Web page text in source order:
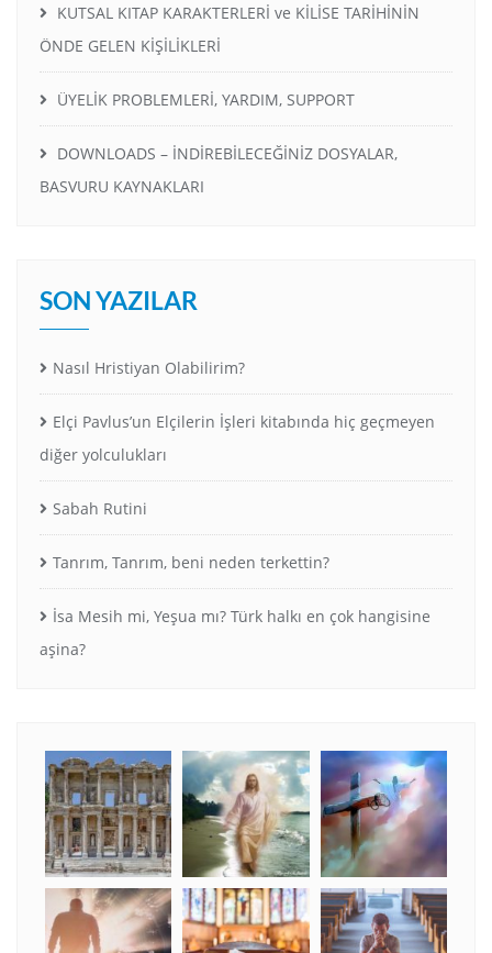
KUTSAL KITAP KARAKTERLERİ ve KİLİSE TARİHİNİN
ÖNDE GELEN KİŞİLİKLERİ
ÜYELİK PROBLEMLERİ, YARDIM, SUPPORT
DOWNLOADS – İNDİREBİLECEĞİNİZ DOSYALAR,
BASVURU KAYNAKLARI
SON YAZILAR
Nasıl Hristiyan Olabilirim?
Elçi Pavlus’un Elçilerin İşleri kitabında hiç geçmeyen
diğer yolculukları
Sabah Rutini
Tanrım, Tanrım, beni neden terkettin?
İsa Mesih mi, Yeşua mı? Türk halkı en çok hangisine
aşina?